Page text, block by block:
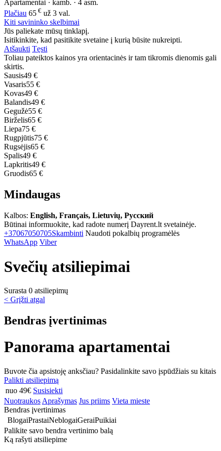
Apartamentai · kamb. · 4 asm.
Plačiau 65 € už 3 val.
Kiti savininko skelbimai
Jūs paliekate mūsų tinklapį.
Isitikinkite, kad pasitikite svetaine į kurią būsite nukreipti.
Atšaukti Tęsti
Toliau pateiktos kainos yra orientacinės ir tam tikromis dienomis gali
skirtis.
Sausis49 €
Vasaris55 €
Kovas49 €
Balandis49 €
Gegužė55 €
Birželis65 €
Liepa75 €
Rugpjūtis75 €
Rugsėjis65 €
Spalis49 €
Lapkritis49 €
Gruodis65 €
Mindaugas
Kalbos: English, Français, Lietuvių, Русский
Būtinai informuokite, kad radote numerį Dayrent.lt svetainėje.
+37067050705Skambinti Naudoti pokalbių programėlės
WhatsApp Viber
Svečių atsiliepimai
Surasta 0 atsiliepimų
< Grįžti atgal
Bendras įvertinimas
Panorama apartamentai
Buvote čia apsistoję anksčiau? Pasidalinkite savo įspūdžiais su kitais
Palikti atsiliepimą
nuo 49€ Susisiekti
Nuotraukos Aprašymas Jus priims Vieta mieste
Bendras įvertinimas
BlogaiPrastaiNeblogaiGeraiPuikiai
Palikite savo bendra vertinimo balą
Ką rašyti atsiliepime